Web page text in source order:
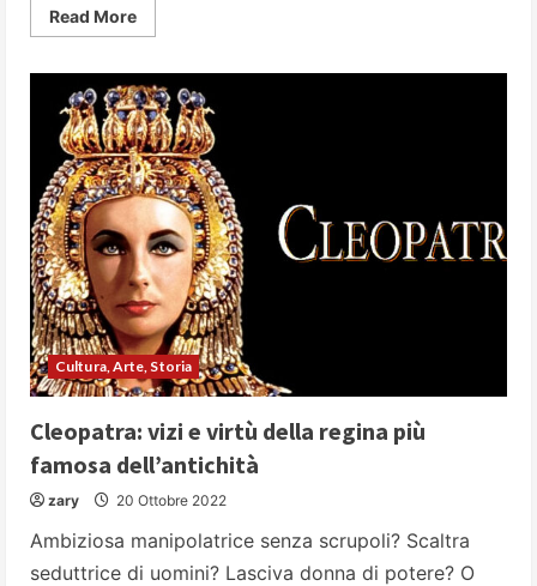
Read MoreRead
more
Stoker:
l’uomo
che
inventò
Dracula
Cultura, Arte, Storia
Cleopatra: vizi e virtù della regina più
famosa dell’antichità
zary 20 Ottobre 2022
Ambiziosa manipolatrice senza scrupoli? Scaltra
seduttrice di uomini? Lasciva donna di potere? O